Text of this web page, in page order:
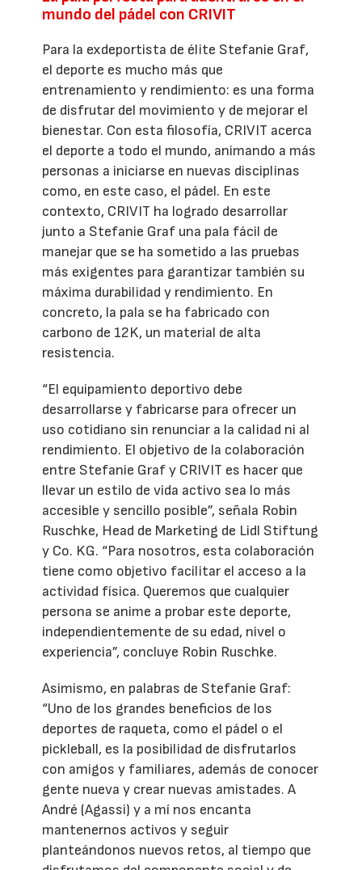
mundo del pádel con CRIVIT
Para la exdeportista de élite Stefanie Graf,
el deporte es mucho más que
entrenamiento y rendimiento: es una forma
de disfrutar del movimiento y de mejorar el
bienestar. Con esta filosofía, CRIVIT acerca
el deporte a todo el mundo, animando a más
personas a iniciarse en nuevas disciplinas
como, en este caso, el pádel. En este
contexto, CRIVIT ha logrado desarrollar
junto a Stefanie Graf una pala fácil de
manejar que se ha sometido a las pruebas
más exigentes para garantizar también su
máxima durabilidad y rendimiento. En
concreto, la pala se ha fabricado con
carbono de 12K, un material de alta
resistencia.
“El equipamiento deportivo debe
desarrollarse y fabricarse para ofrecer un
uso cotidiano sin renunciar a la calidad ni al
rendimiento. El objetivo de la colaboración
entre Stefanie Graf y CRIVIT es hacer que
llevar un estilo de vida activo sea lo más
accesible y sencillo posible”, señala Robin
Ruschke, Head de Marketing de Lidl Stiftung
y Co. KG. “Para nosotros, esta colaboración
tiene como objetivo facilitar el acceso a la
actividad física. Queremos que cualquier
persona se anime a probar este deporte,
independientemente de su edad, nivel o
experiencia”, concluye Robin Ruschke.
Asimismo, en palabras de Stefanie Graf:
“Uno de los grandes beneficios de los
deportes de raqueta, como el pádel o el
pickleball, es la posibilidad de disfrutarlos
con amigos y familiares, además de conocer
gente nueva y crear nuevas amistades. A
André (Agassi) y a mí nos encanta
mantenernos activos y seguir
planteándonos nuevos retos, al tiempo que